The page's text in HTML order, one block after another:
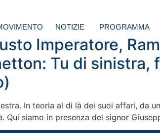
NOTIZIE PROGRAMMA
Imperatore,
Tu di sinistra,
In teoria al di là dei suoi affari, da
siamo in presenza del signor